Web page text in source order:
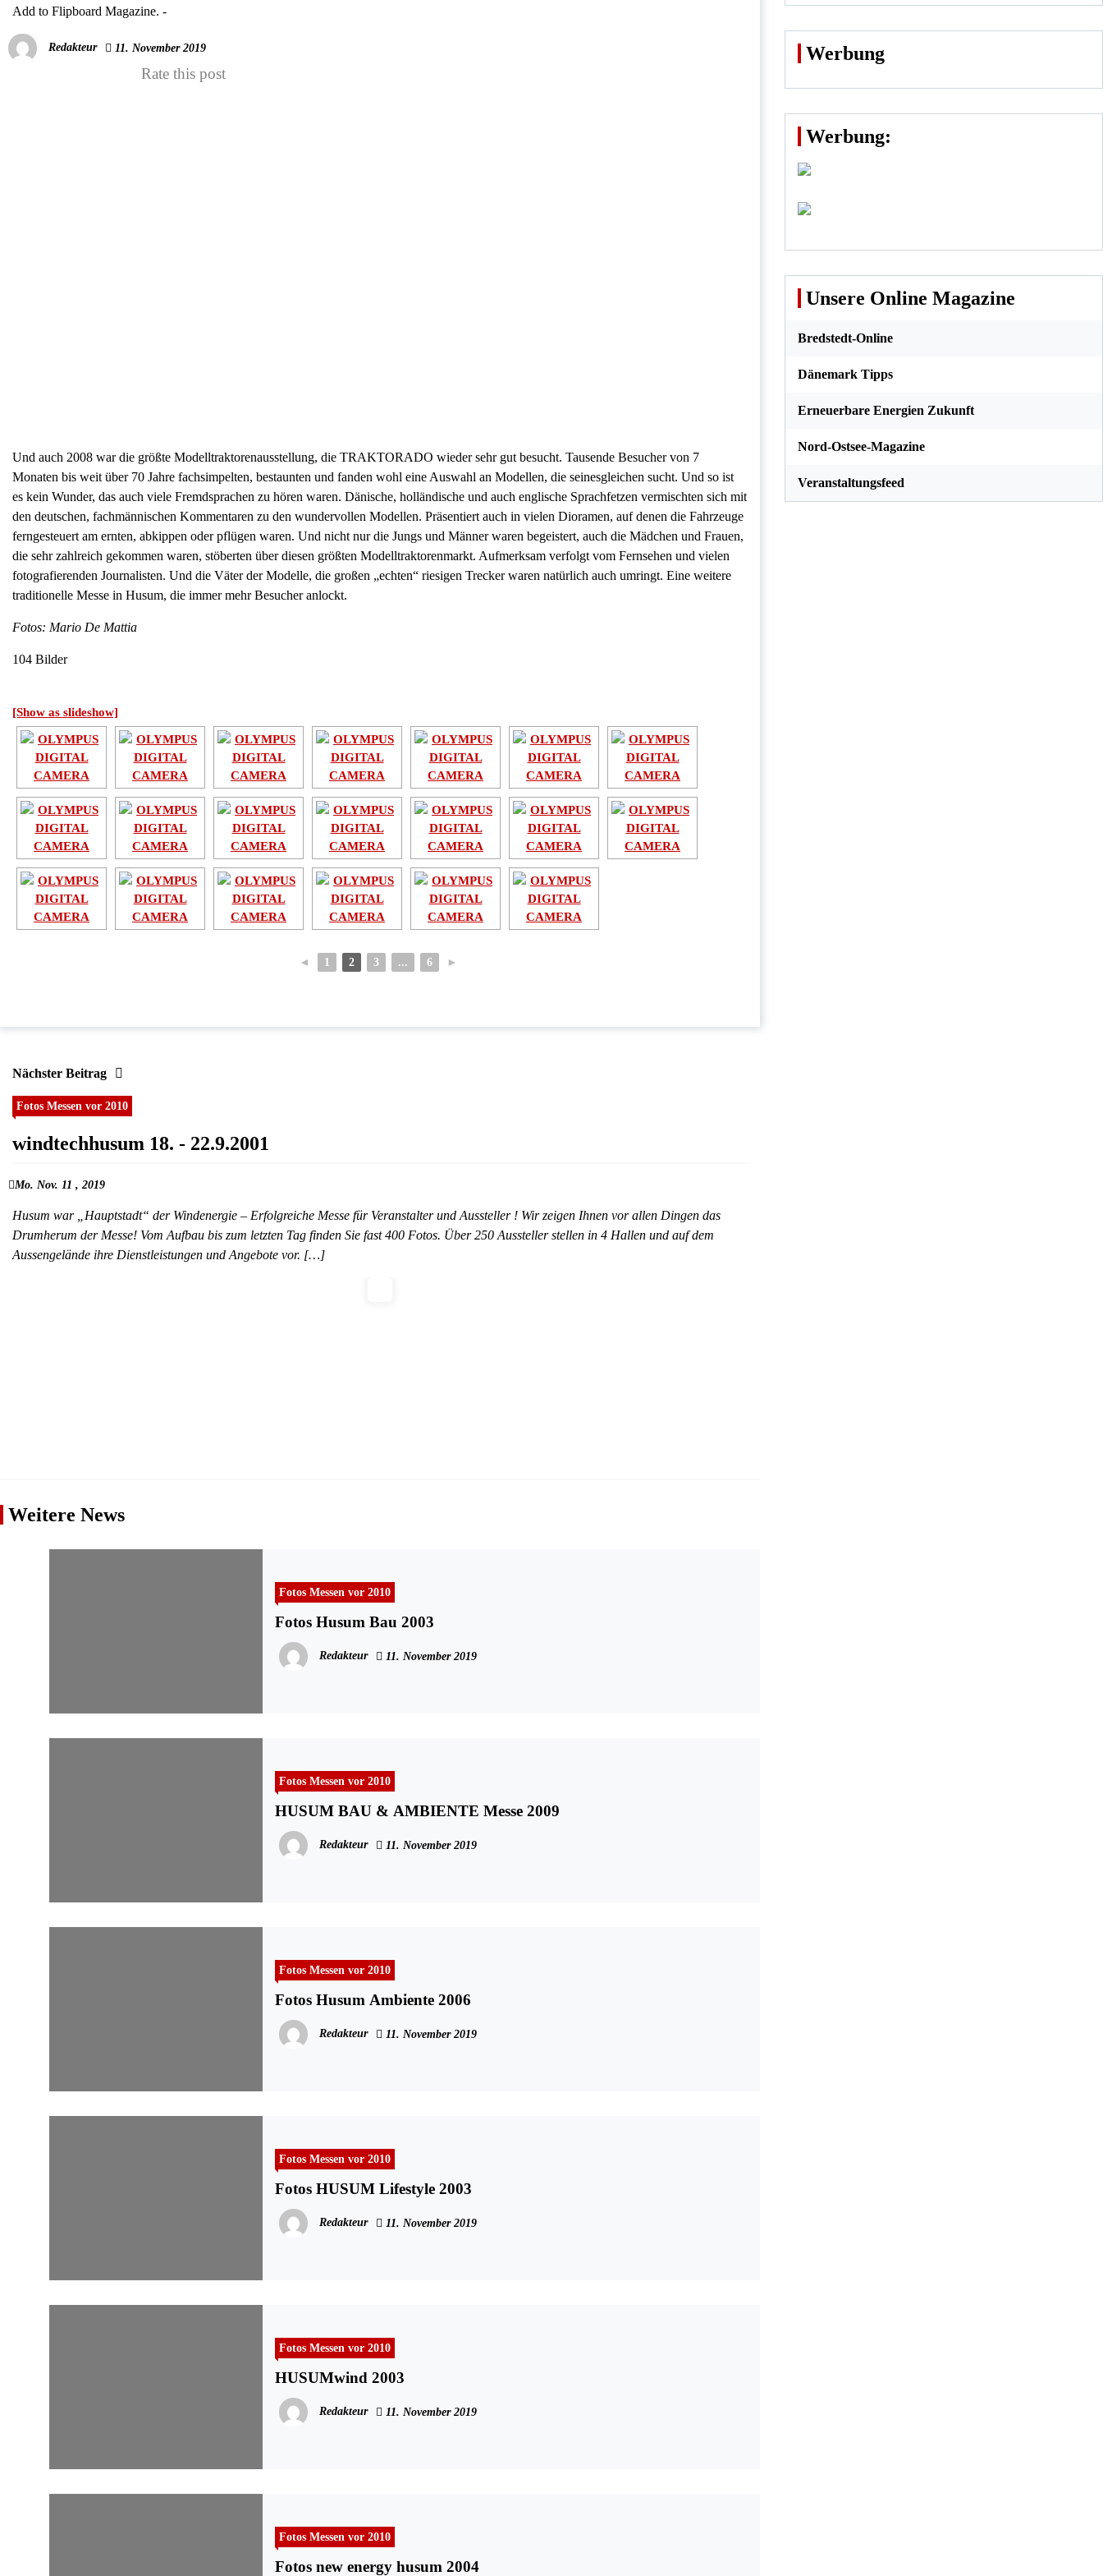
Add to Flipboard Magazine. -
Redakteur 11. November 2019
Rate this post
Und auch 2008 war die größte Modelltraktorenausstellung, die TRAKTORADO wieder sehr gut besucht. Tausende Besucher von 7
Monaten bis weit über 70 Jahre fachsimpelten, bestaunten und fanden wohl eine Auswahl an Modellen, die seinesgleichen sucht. Und so ist
es kein Wunder, das auch viele Fremdsprachen zu hören waren. Dänische, holländische und auch englische Sprachfetzen vermischten sich mit
den deutschen, fachmännischen Kommentaren zu den wundervollen Modellen. Präsentiert auch in vielen Dioramen, auf denen die Fahrzeuge
ferngesteuert am ernten, abkippen oder pflügen waren. Und nicht nur die Jungs und Männer waren begeistert, auch die Mädchen und Frauen,
die sehr zahlreich gekommen waren, stöberten über diesen größten Modelltraktorenmarkt. Aufmerksam verfolgt vom Fernsehen und vielen
fotografierenden Journalisten. Und die Väter der Modelle, die großen „echten“ riesigen Trecker waren natürlich auch umringt. Eine weitere
traditionelle Messe in Husum, die immer mehr Besucher anlockt.
Fotos: Mario De Mattia
104 Bilder
[Show as slideshow]
◄ 1 2 3 ... 6 ►
Nächster Beitrag
Fotos Messen vor 2010
windtechhusum 18. - 22.9.2001
Mo. Nov. 11 , 2019
Husum war „Hauptstadt“ der Windenergie – Erfolgreiche Messe für Veranstalter und Aussteller ! Wir zeigen Ihnen vor allen Dingen das
Drumherum der Messe! Vom Aufbau bis zum letzten Tag finden Sie fast 400 Fotos. Über 250 Aussteller stellen in 4 Hallen und auf dem
Aussengelände ihre Dienstleistungen und Angebote vor. […]
Weitere News
Fotos Messen vor 2010
Fotos Husum Bau 2003
Redakteur 11. November 2019
Fotos Messen vor 2010
HUSUM BAU & AMBIENTE Messe 2009
Redakteur 11. November 2019
Fotos Messen vor 2010
Fotos Husum Ambiente 2006
Redakteur 11. November 2019
Fotos Messen vor 2010
Fotos HUSUM Lifestyle 2003
Redakteur 11. November 2019
Fotos Messen vor 2010
HUSUMwind 2003
Redakteur 11. November 2019
Fotos Messen vor 2010
Fotos new energy husum 2004
Werbung
Werbung:
Unsere Online Magazine
Bredstedt-Online
Dänemark Tipps
Erneuerbare Energien Zukunft
Nord-Ostsee-Magazine
Veranstaltungsfeed